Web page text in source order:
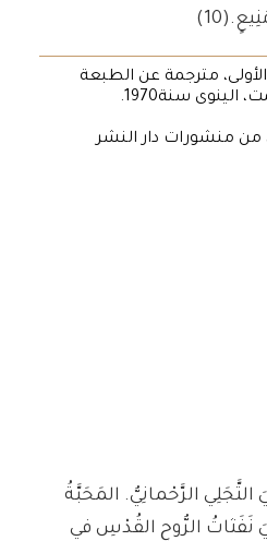
(10)
والعصر الجديد)، الصفحة 127، الطبعة الأولى، مترجمة عن الطبعة
سنة1970.
الله، (الكلمات المكنونة)، الصفحة 32، شهر النور 152ب، من منشورات دار النشر
الرَّحْمانِيُّ. المَحَبَّةُ
نَفَثاتُ الرُّوحِ القُدْسِ في